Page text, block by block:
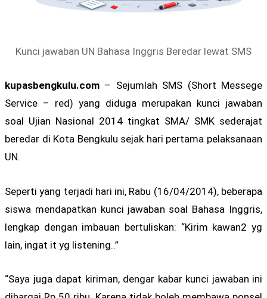
Kunci jawaban UN Bahasa Inggris Beredar lewat SMS
kupasbengkulu.com – Sejumlah SMS (Short Messege
Service – red) yang diduga merupakan kunci jawaban
soal Ujian Nasional 2014 tingkat SMA/ SMK sederajat
beredar di Kota Bengkulu sejak hari pertama pelaksanaan
UN.
Seperti yang terjadi hari ini, Rabu (16/04/2014), beberapa
siswa mendapatkan kunci jawaban soal Bahasa Inggris,
lengkap dengan imbauan bertuliskan: “Kirim kawan2 yg
lain, ingat it yg listening..”
“Saya juga dapat kiriman, dengar kabar kunci jawaban ini